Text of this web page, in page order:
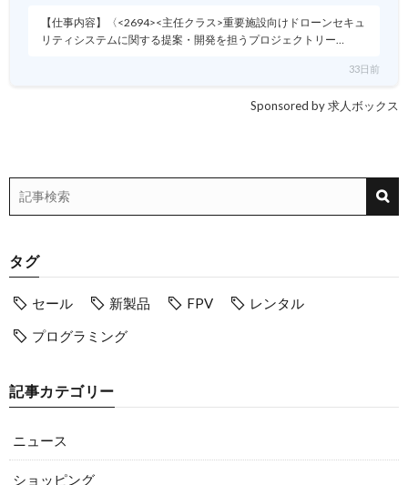
【仕事内容】〈<2694><主任クラス>重要施設向けドローンセキュ
リティシステムに関する提案・開発を担うプロジェクトリー…
33日前
Sponsored by 求人ボックス
タグ
セール 新製品 FPV
レンタル
プログラミング
記事カテゴリー
ニュース
ショッピング